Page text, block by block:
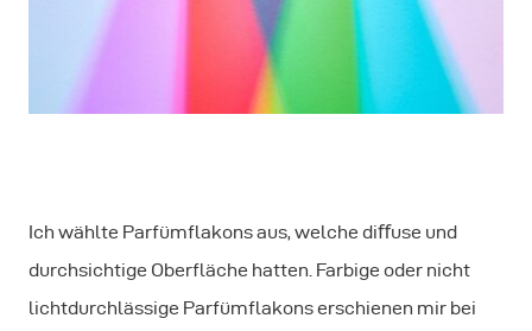
Ich wählte Parfümflakons aus, welche diﬀuse und
durchsichtige Oberfläche hatten. Farbige oder nicht
lichtdurchlässige Parfümflakons erschienen mir bei